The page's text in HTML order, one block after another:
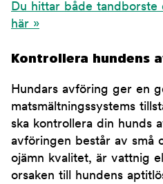
Du hittar både tandborste
här »
Kontrollera hundens
Hundars avföring ger en
matsmältningssystems
ska kontrollera din hunds
avföringen består av små
ojämn kvalitet, är vattnig
orsaken till hundens